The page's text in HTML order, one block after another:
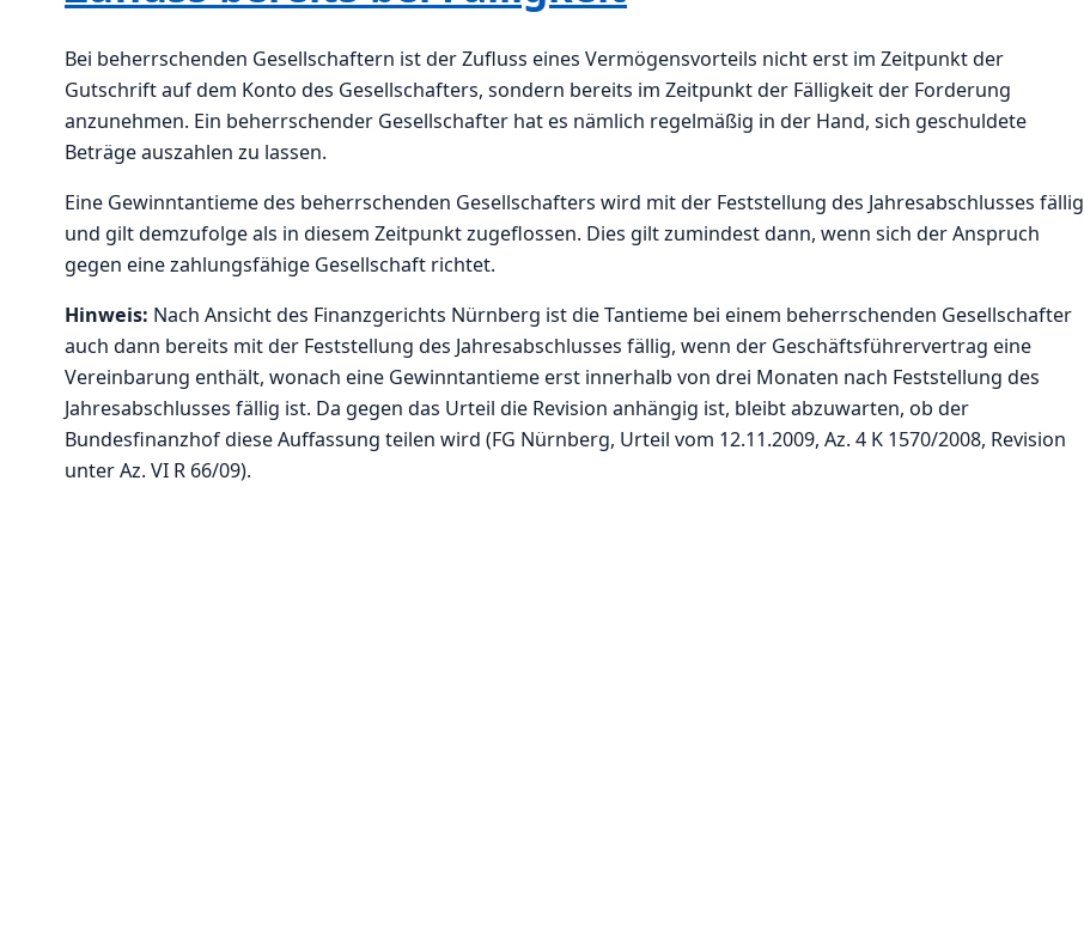
Bei beherrschenden Gesellschaftern ist der Zufluss eines Vermögensvorteils nicht erst im Zeitpunkt der
Gutschrift auf dem Konto des Gesellschafters, sondern bereits im Zeitpunkt der Fälligkeit der Forderung
anzunehmen. Ein beherrschender Gesellschafter hat es nämlich regelmäßig in der Hand, sich geschuldete
Beträge auszahlen zu lassen.
Eine Gewinntantieme des beherrschenden Gesellschafters wird mit der Feststellung des Jahresabschlusses fällig
und gilt demzufolge als in diesem Zeitpunkt zugeflossen. Dies gilt zumindest dann, wenn sich der Anspruch
gegen eine zahlungsfähige Gesellschaft richtet.
Hinweis: Nach Ansicht des Finanzgerichts Nürnberg ist die Tantieme bei einem beherrschenden Gesellschafter
auch dann bereits mit der Feststellung des Jahresabschlusses fällig, wenn der Geschäftsführervertrag eine
Vereinbarung enthält, wonach eine Gewinntantieme erst innerhalb von drei Monaten nach Feststellung des
Jahresabschlusses fällig ist. Da gegen das Urteil die Revision anhängig ist, bleibt abzuwarten, ob der
Bundesfinanzhof diese Auffassung teilen wird (FG Nürnberg, Urteil vom 12.11.2009, Az. 4 K 1570/2008, Revision
unter Az. VI R 66/09).